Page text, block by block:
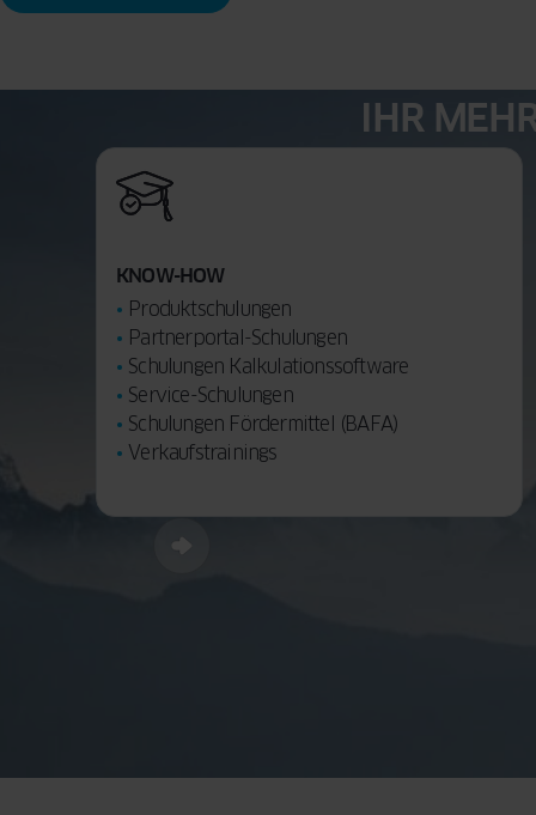
IHR
KNOW-HOW
Produktschulungen
Partnerportal-Schulungen
Schulungen Kalkulationssoftware
Service-Schulungen
Schulungen Fördermittel (BAFA)
Verkaufstrainings